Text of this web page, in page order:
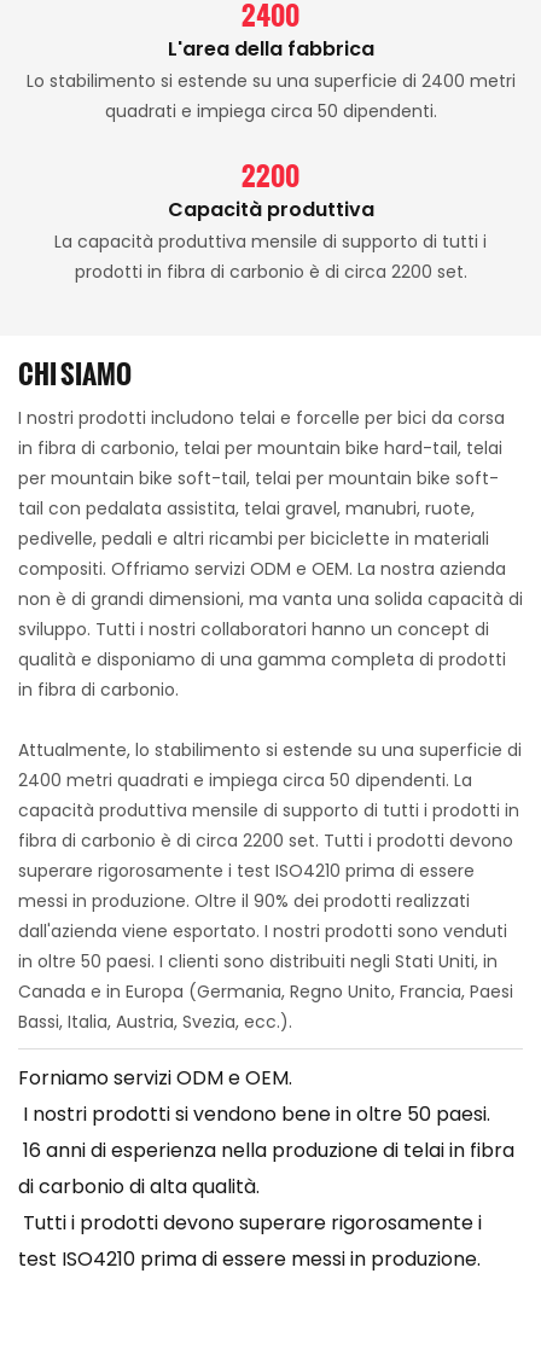
2400
L'area della fabbrica
Lo stabilimento si estende su una superficie di 2400 metri
quadrati e impiega circa 50 dipendenti.
2200
Capacità produttiva
La capacità produttiva mensile di supporto di tutti i
prodotti in fibra di carbonio è di circa 2200 set.
CHI SIAMO
I nostri prodotti includono telai e forcelle per bici da corsa
in fibra di carbonio, telai per mountain bike hard-tail, telai
per mountain bike soft-tail, telai per mountain bike soft-
tail con pedalata assistita, telai gravel, manubri, ruote,
pedivelle, pedali e altri ricambi per biciclette in materiali
compositi. Offriamo servizi ODM e OEM. La nostra azienda
non è di grandi dimensioni, ma vanta una solida capacità di
sviluppo. Tutti i nostri collaboratori hanno un concept di
qualità e disponiamo di una gamma completa di prodotti
in fibra di carbonio.
Attualmente, lo stabilimento si estende su una superficie di
2400 metri quadrati e impiega circa 50 dipendenti. La
capacità produttiva mensile di supporto di tutti i prodotti in
fibra di carbonio è di circa 2200 set. Tutti i prodotti devono
superare rigorosamente i test ISO4210 prima di essere
messi in produzione. Oltre il 90% dei prodotti realizzati
dall'azienda viene esportato. I nostri prodotti sono venduti
in oltre 50 paesi. I clienti sono distribuiti negli Stati Uniti, in
Canada e in Europa (Germania, Regno Unito, Francia, Paesi
Bassi, Italia, Austria, Svezia, ecc.).
Forniamo servizi ODM e OEM.
I nostri prodotti si vendono bene in oltre 50 paesi.
16 anni di esperienza nella produzione di telai in fibra
di carbonio di alta qualità.
Tutti i prodotti devono superare rigorosamente i
test ISO4210 prima di essere messi in produzione.